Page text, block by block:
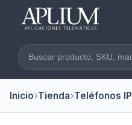
Buscar en la web
Inicio Tienda Teléfonos IP